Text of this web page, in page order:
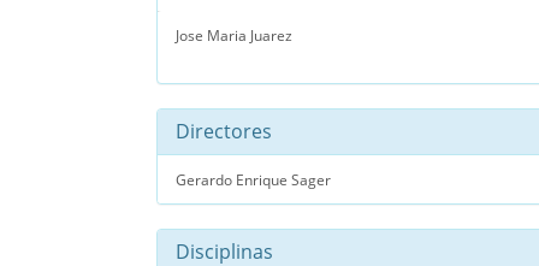
Jose Maria Juarez
Directores
Gerardo Enrique Sager
Disciplinas